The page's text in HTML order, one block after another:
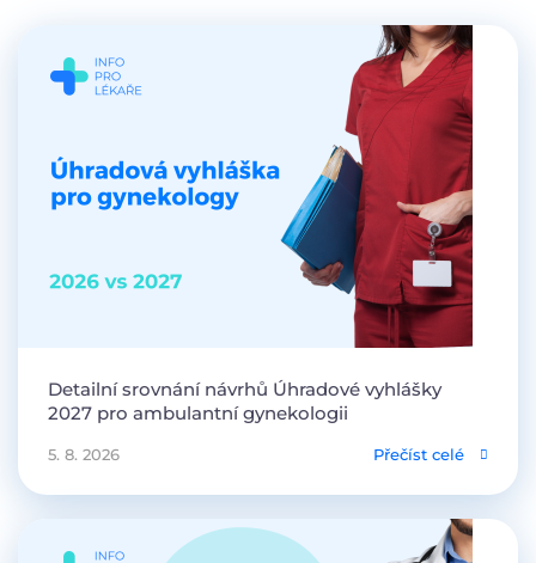
Detailní srovnání návrhů Úhradové vyhlášky
2027 pro ambulantní gynekologii
5. 8. 2026 Přečíst celé